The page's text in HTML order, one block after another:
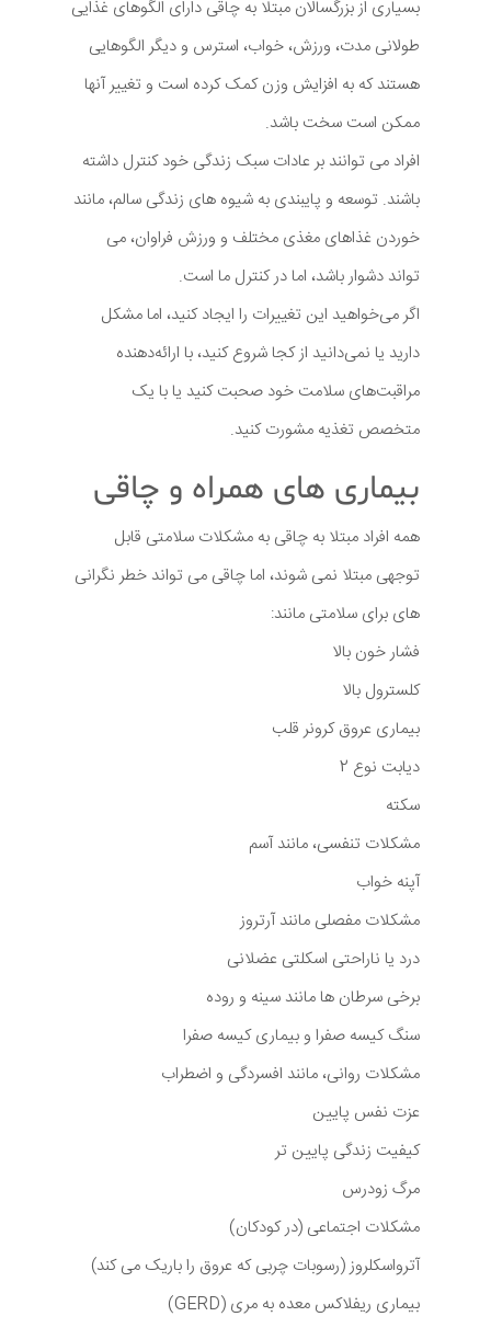
بسیاری از بزرگسالان مبتلا به چاقی دارای الگوهای غذایی
طولانی مدت، ورزش، خواب، استرس و دیگر الگوهایی
هستند که به افزایش وزن کمک کرده است و تغییر آنها
ممکن است سخت باشد.
افراد می توانند بر عادات سبک زندگی خود کنترل داشته
باشند. توسعه و پایبندی به شیوه های زندگی سالم، مانند
خوردن غذاهای مغذی مختلف و ورزش فراوان، می
تواند دشوار باشد، اما در کنترل ما است.
اگر می‌خواهید این تغییرات را ایجاد کنید، اما مشکل
دارید یا نمی‌دانید از کجا شروع کنید، با ارائه‌دهنده
مراقبت‌های سلامت خود صحبت کنید یا با یک
متخصص تغذیه مشورت کنید.
بیماری های همراه و چاقی
همه افراد مبتلا به چاقی به مشکلات سلامتی قابل
توجهی مبتلا نمی شوند، اما چاقی می تواند خطر نگرانی
های برای سلامتی مانند:
فشار خون بالا
کلسترول بالا
بیماری عروق کرونر قلب
دیابت نوع 2
سکته
مشکلات تنفسی، مانند آسم
آپنه خواب
مشکلات مفصلی مانند آرتروز
درد یا ناراحتی اسکلتی عضلانی
برخی سرطان ها مانند سینه و روده
سنگ کیسه صفرا و بیماری کیسه صفرا
مشکلات روانی، مانند افسردگی و اضطراب
عزت نفس پایین
کیفیت زندگی پایین تر
مرگ زودرس
مشکلات اجتماعی (در کودکان)
آترواسکلروز (رسوبات چربی که عروق را باریک می کند)
بیماری ریفلاکس معده به مری (GERD)